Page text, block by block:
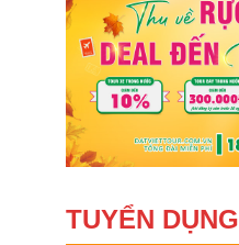
TUYỂN DỤNG